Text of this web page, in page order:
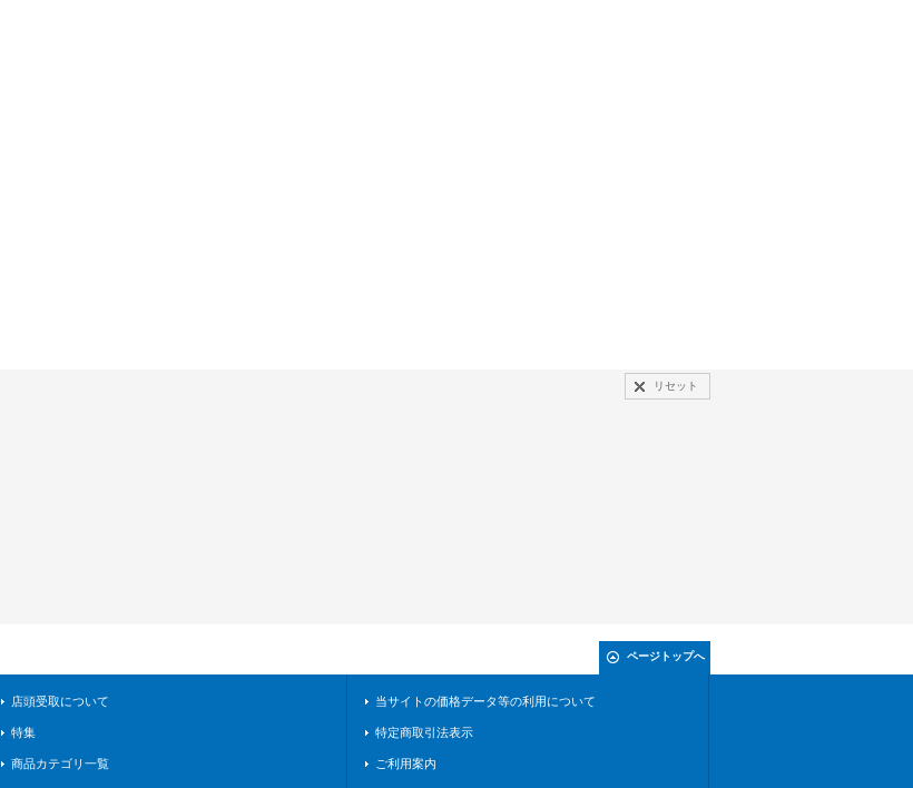
リセット
ページトップへ
店頭受取について
特集
商品カテゴリ一覧
当サイトの価格データ等の利用について
特定商取引法表示
ご利用案内